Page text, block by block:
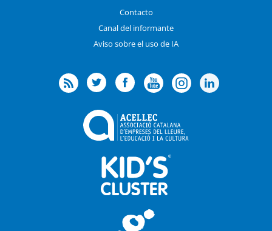
Contacto
Canal del informante
Aviso sobre el uso de IA